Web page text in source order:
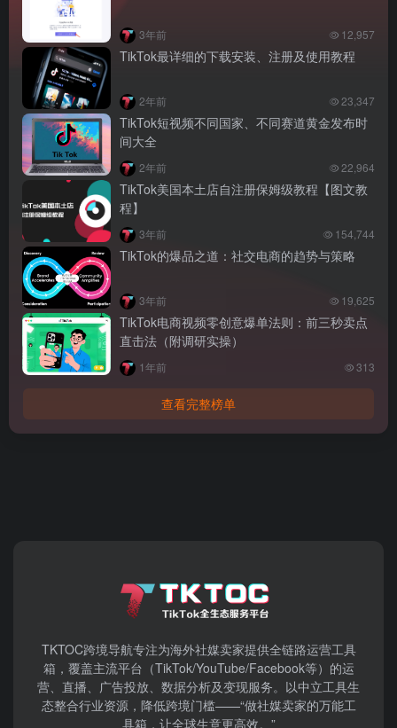
3年前 12,957
TikTok最详细的下载安装、注册及使用教程
2年前 23,347
TikTok短视频不同国家、不同赛道黄金发布时
间大全
2年前 22,964
TikTok美国本土店自注册保姆级教程【图文教
程】
3年前 154,744
TikTok的爆品之道：社交电商的趋势与策略
3年前 19,625
TikTok电商视频零创意爆单法则：前三秒卖点
直击法（附调研实操）
1年前 313
查看完整榜单
TKTOC跨境导航​专注为海外社媒卖家提供全链路运营工具
箱，覆盖主流平台（TikTok/YouTube/Facebook等）​的运
营、直播、广告投放、数据分析及变现服务。以中立工具生
态整合行业资源，降低跨境门槛——“做社媒卖家的万能工
具箱，让全球生意更高效。”